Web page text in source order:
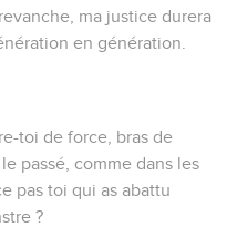
ma justice durera
en génération.
toi de force, bras de
passé, comme dans les
pas toi qui as abattu
?